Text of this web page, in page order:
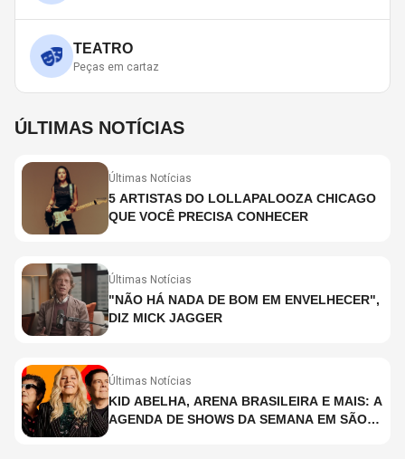
TEATRO
Peças em cartaz
ÚLTIMAS NOTÍCIAS
Últimas Notícias
5 ARTISTAS DO LOLLAPALOOZA CHICAGO
QUE VOCÊ PRECISA CONHECER
Últimas Notícias
"NÃO HÁ NADA DE BOM EM ENVELHECER",
DIZ MICK JAGGER
Últimas Notícias
KID ABELHA, ARENA BRASILEIRA E MAIS: A
AGENDA DE SHOWS DA SEMANA EM SÃO